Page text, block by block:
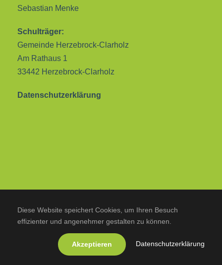
Sebastian Menke
Schulträger:
Gemeinde Herzebrock-Clarholz
Am Rathaus 1
33442 Herzebrock-Clarholz
Datenschutzerklärung
Diese Website speichert Cookies, um Ihren Besuch
effizienter und angenehmer gestalten zu können.
Akzeptieren Datenschutzerklärung